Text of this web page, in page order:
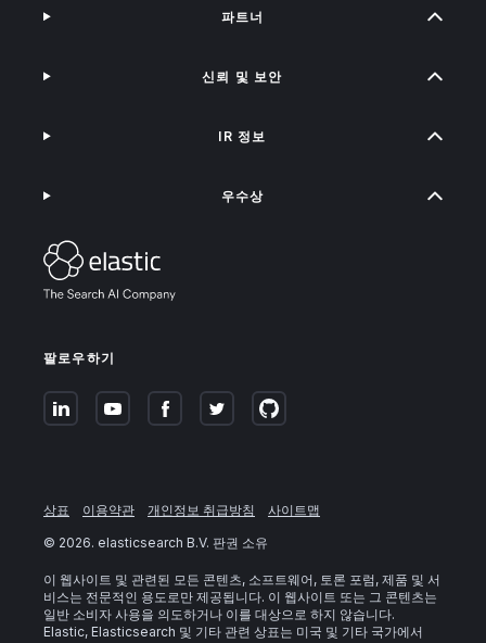
팔로우하기
파트너
신뢰 및 보안
IR 정보
우수상
상표 이용약관 개인정보 취급방침
사이트맵
© 2026. elasticsearch B.V. 판권 소유
이 웹사이트 및 관련된 모든 콘텐츠, 소프트웨어, 토론 포럼, 제품 및 서
비스는 전문적인 용도로만 제공됩니다. 이 웹사이트 또는 그 콘텐츠는
일반 소비자 사용을 의도하거나 이를 대상으로 하지 않습니다.
Elastic, Elasticsearch 및 기타 관련 상표는 미국 및 기타 국가에서